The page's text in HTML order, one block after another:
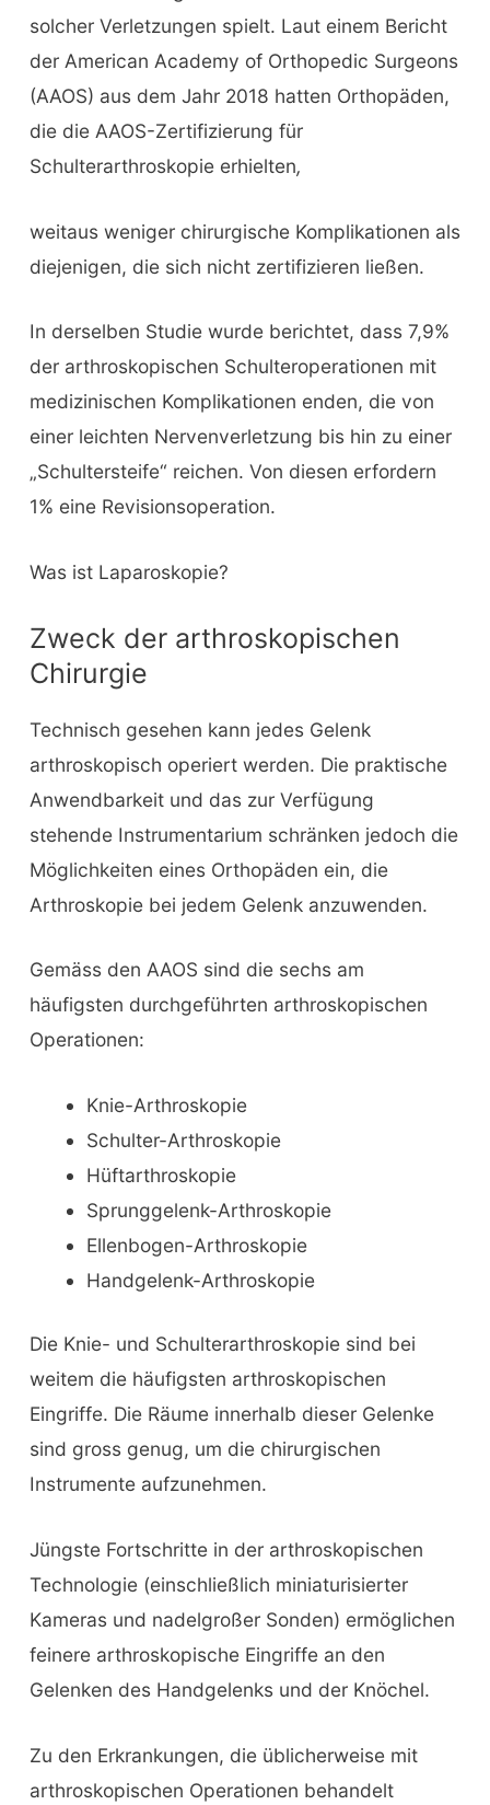
solcher Verletzungen spielt. Laut einem Bericht
der American Academy of Orthopedic Surgeons
(AAOS) aus dem Jahr 2018 hatten Orthopäden,
die die AAOS-Zertifizierung für
Schulterarthroskopie erhielten,
weitaus weniger chirurgische Komplikationen als
diejenigen, die sich nicht zertifizieren ließen.
In derselben Studie wurde berichtet, dass 7,9%
der arthroskopischen Schulteroperationen mit
medizinischen Komplikationen enden, die von
einer leichten Nervenverletzung bis hin zu einer
„Schultersteife“ reichen. Von diesen erfordern
1% eine Revisionsoperation.
Was ist Laparoskopie?
Zweck der arthroskopischen
Chirurgie
Technisch gesehen kann jedes Gelenk
arthroskopisch operiert werden. Die praktische
Anwendbarkeit und das zur Verfügung
stehende Instrumentarium schränken jedoch die
Möglichkeiten eines Orthopäden ein, die
Arthroskopie bei jedem Gelenk anzuwenden.
Gemäss den AAOS sind die sechs am
häufigsten durchgeführten arthroskopischen
Operationen:
Knie-Arthroskopie
Schulter-Arthroskopie
Hüftarthroskopie
Sprunggelenk-Arthroskopie
Ellenbogen-Arthroskopie
Handgelenk-Arthroskopie
Die Knie- und Schulterarthroskopie sind bei
weitem die häufigsten arthroskopischen
Eingriffe. Die Räume innerhalb dieser Gelenke
sind gross genug, um die chirurgischen
Instrumente aufzunehmen.
Jüngste Fortschritte in der arthroskopischen
Technologie (einschließlich miniaturisierter
Kameras und nadelgroßer Sonden) ermöglichen
feinere arthroskopische Eingriffe an den
Gelenken des Handgelenks und der Knöchel.
Zu den Erkrankungen, die üblicherweise mit
arthroskopischen Operationen behandelt